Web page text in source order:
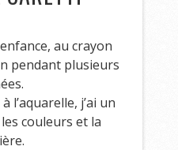
au crayon
pendant plusieurs
l’aquarelle, j’ai un
couleurs et la